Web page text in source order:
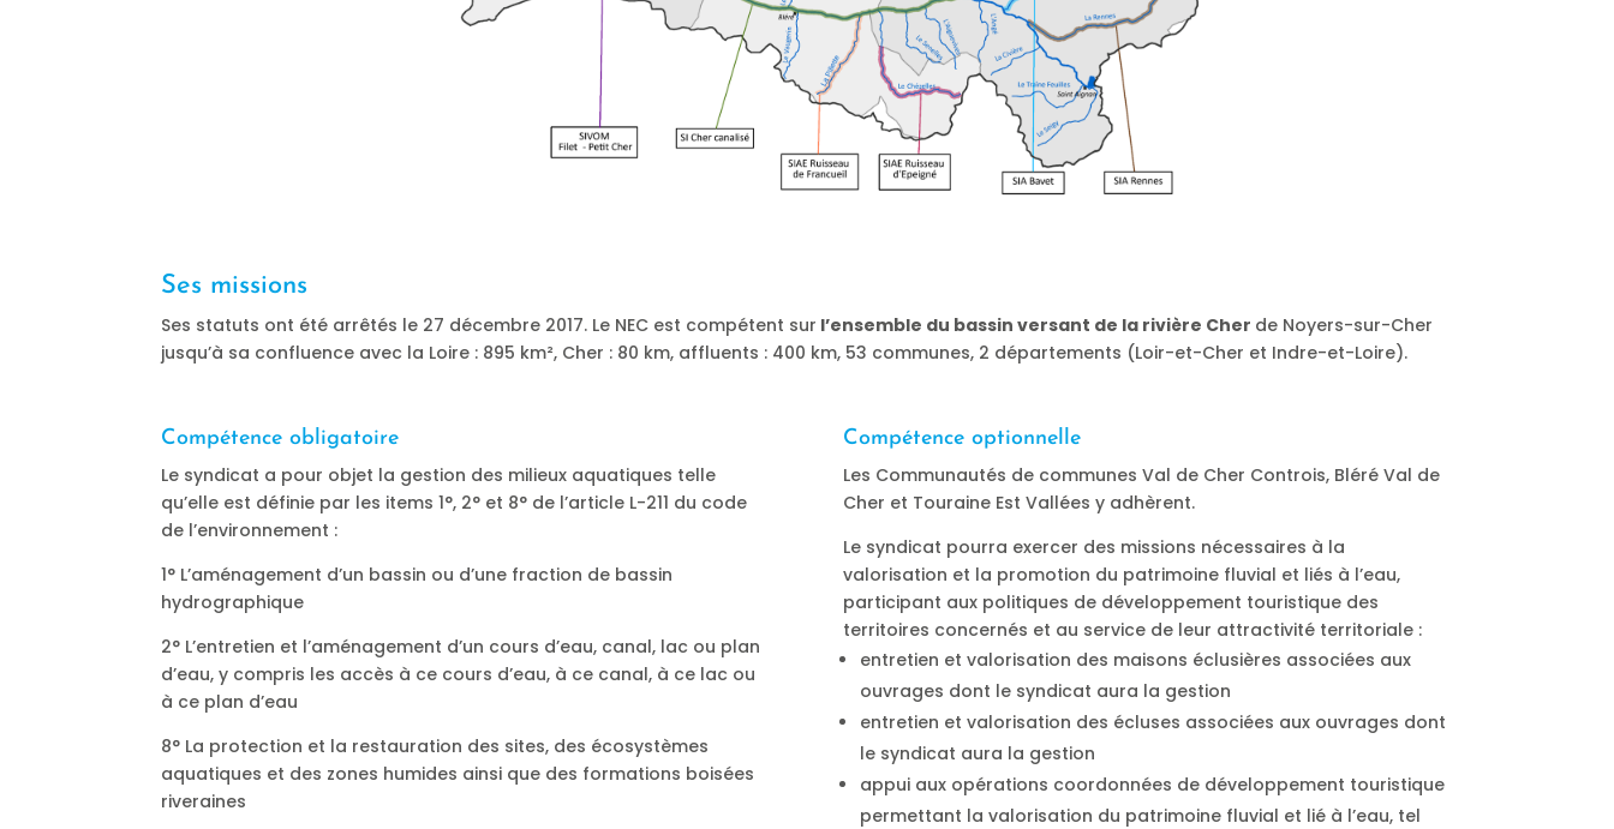
Ses missions
Ses statuts ont été arrêtés le 27 décembre 2017. Le NEC est compétent sur l’ensemble du bassin versant de la rivière Cher de Noyers-sur-Cher
jusqu’à sa confluence avec la Loire : 895 km², Cher : 80 km, affluents : 400 km, 53 communes, 2 départements (Loir-et-Cher et Indre-et-Loire).
Compétence obligatoire
Le syndicat a pour objet la gestion des milieux aquatiques telle
qu’elle est définie par les items 1°, 2° et 8° de l’article L-211 du code
de l’environnement :
1° L’aménagement d’un bassin ou d’une fraction de bassin
hydrographique
2° L’entretien et l’aménagement d’un cours d’eau, canal, lac ou plan
d’eau, y compris les accès à ce cours d’eau, à ce canal, à ce lac ou
à ce plan d’eau
8° La protection et la restauration des sites, des écosystèmes
aquatiques et des zones humides ainsi que des formations boisées
riveraines
Compétence optionnelle
Les Communautés de communes Val de Cher Controis, Bléré Val de
Cher et Touraine Est Vallées y adhèrent.
Le syndicat pourra exercer des missions nécessaires à la
valorisation et la promotion du patrimoine fluvial et liés à l’eau,
participant aux politiques de développement touristique des
territoires concernés et au service de leur attractivité territoriale :
entretien et valorisation des maisons éclusières associées aux
ouvrages dont le syndicat aura la gestion
entretien et valorisation des écluses associées aux ouvrages dont
le syndicat aura la gestion
appui aux opérations coordonnées de développement touristique
permettant la valorisation du patrimoine fluvial et lié à l’eau, tel